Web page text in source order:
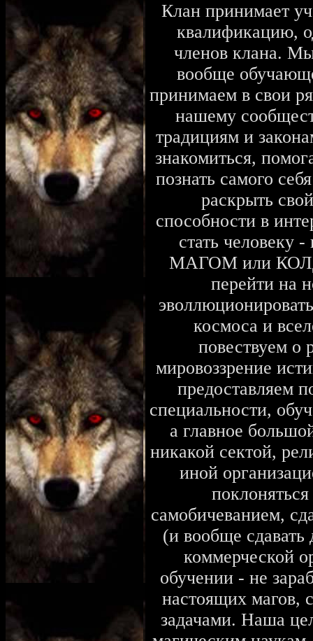
Клан принимает
квалификацию,
членов клана.
вообще
принимаем в свои
нашему
традициям и
знакомиться,
познать самого
раскрыть
способности в
стать человеку
МАГОМ или
перейти на
космоса и
повествуем о
мировоззрение
предоставляем
специальности,
а главное
никакой сектой,
иной
самобичеванием,
(и вообще
коммерческой
обучении - не
настоящих магов,
задачами. Наша